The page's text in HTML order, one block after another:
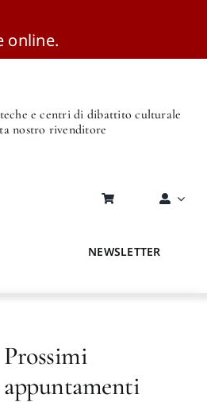
online.
e centri di dibattito culturale
nostro rivenditore
NEWSLETTER
Prossimi
appuntamenti